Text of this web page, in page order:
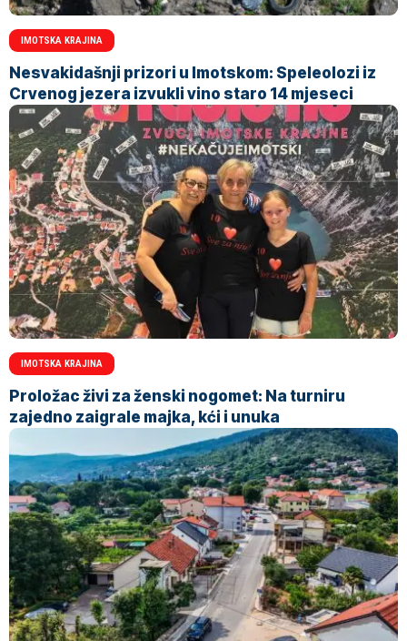
IMOTSKA KRAJINA
Nesvakidašnji prizori u Imotskom: Speleolozi iz
Crvenog jezera izvukli vino staro 14 mjeseci
IMOTSKA KRAJINA
Proložac živi za ženski nogomet: Na turniru
zajedno zaigrale majka, kći i unuka